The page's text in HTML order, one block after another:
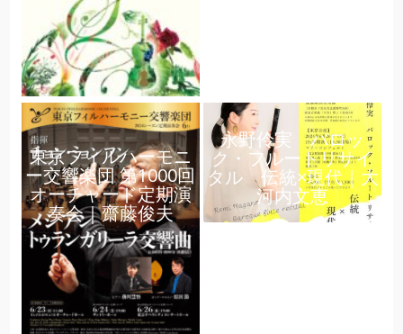
東京フィルハーモニ
ー交響楽団 第1000回
オーチャード定期演
奏会｜齋藤俊夫
永野伶実 バロッ
ク・フルートリサイ
タル 伝統×現代｜大
河内文恵